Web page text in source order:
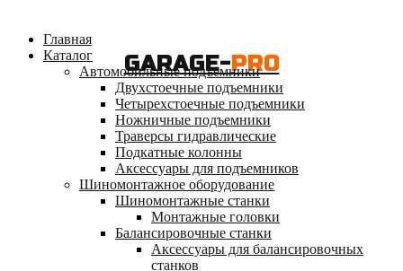
GARAGE-PRO
Главная
Каталог
Автомобильные подъемники
Двухстоечные подъемники
Четырехстоечные подъемники
Ножничные подъемники
Траверсы гидравлические
Подкатные колонны
Аксессуары для подъемников
Шиномонтажное оборудование
Шиномонтажные станки
Монтажные головки
Балансировочные станки
Аксессуары для балансировочных
станков